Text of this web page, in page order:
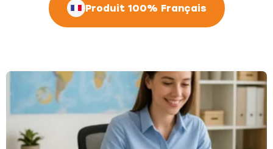
Produit 100% Français